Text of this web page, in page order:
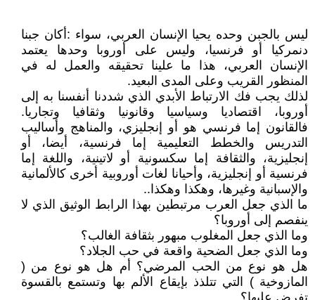
ليس بالجبن وحده يحيا الإنسان العربي، سواء :أكان جبنا
دنمركيا أو فرنسيا، وليس على أوروبا وحدها يعتمد
الإنسان العربي، هذا ما علينا تحقيقه والعمل له في
المنظور القريب وعلى المدى البعيد.
لذلك يجب فك الارتباط الأبدي الذي شددنا أنفسنا به إلى
أوروبا، اقتصاديا وسياسيا وقانونيا وثقافيا وتجاريا.
فالقانون إما فرنسي هو أو إنجليزي، والمناهج وأساليب
التدريس والخطط التعليمية إما فرنسية، أيضا، أو
إنجليزية، والثقافة إما سكسونية أو لاتينية، واللغة إما
فرنسية أو إنجليزية، وأحيانا لغات أوروبية أخرى كالألمانية
والإسبانية وغيرها، وهكذا وهكذا..
ما الذي جعل العرب مرتبطين بهذا الرابط الوثيق الذي لا
ينفصم إلى أوروبا؟
وما الذي جعل المغلوب مبهور بثقافة الغالب؟
وما الذي جعل الضحية واقعة في حب الجلاد؟
هل هو نوع من الحب المرضي؟ أم هل هو نوع من (
المازوخية ) التي تتلذذ بإيقاع الألم بها وتستمع بالقسوة